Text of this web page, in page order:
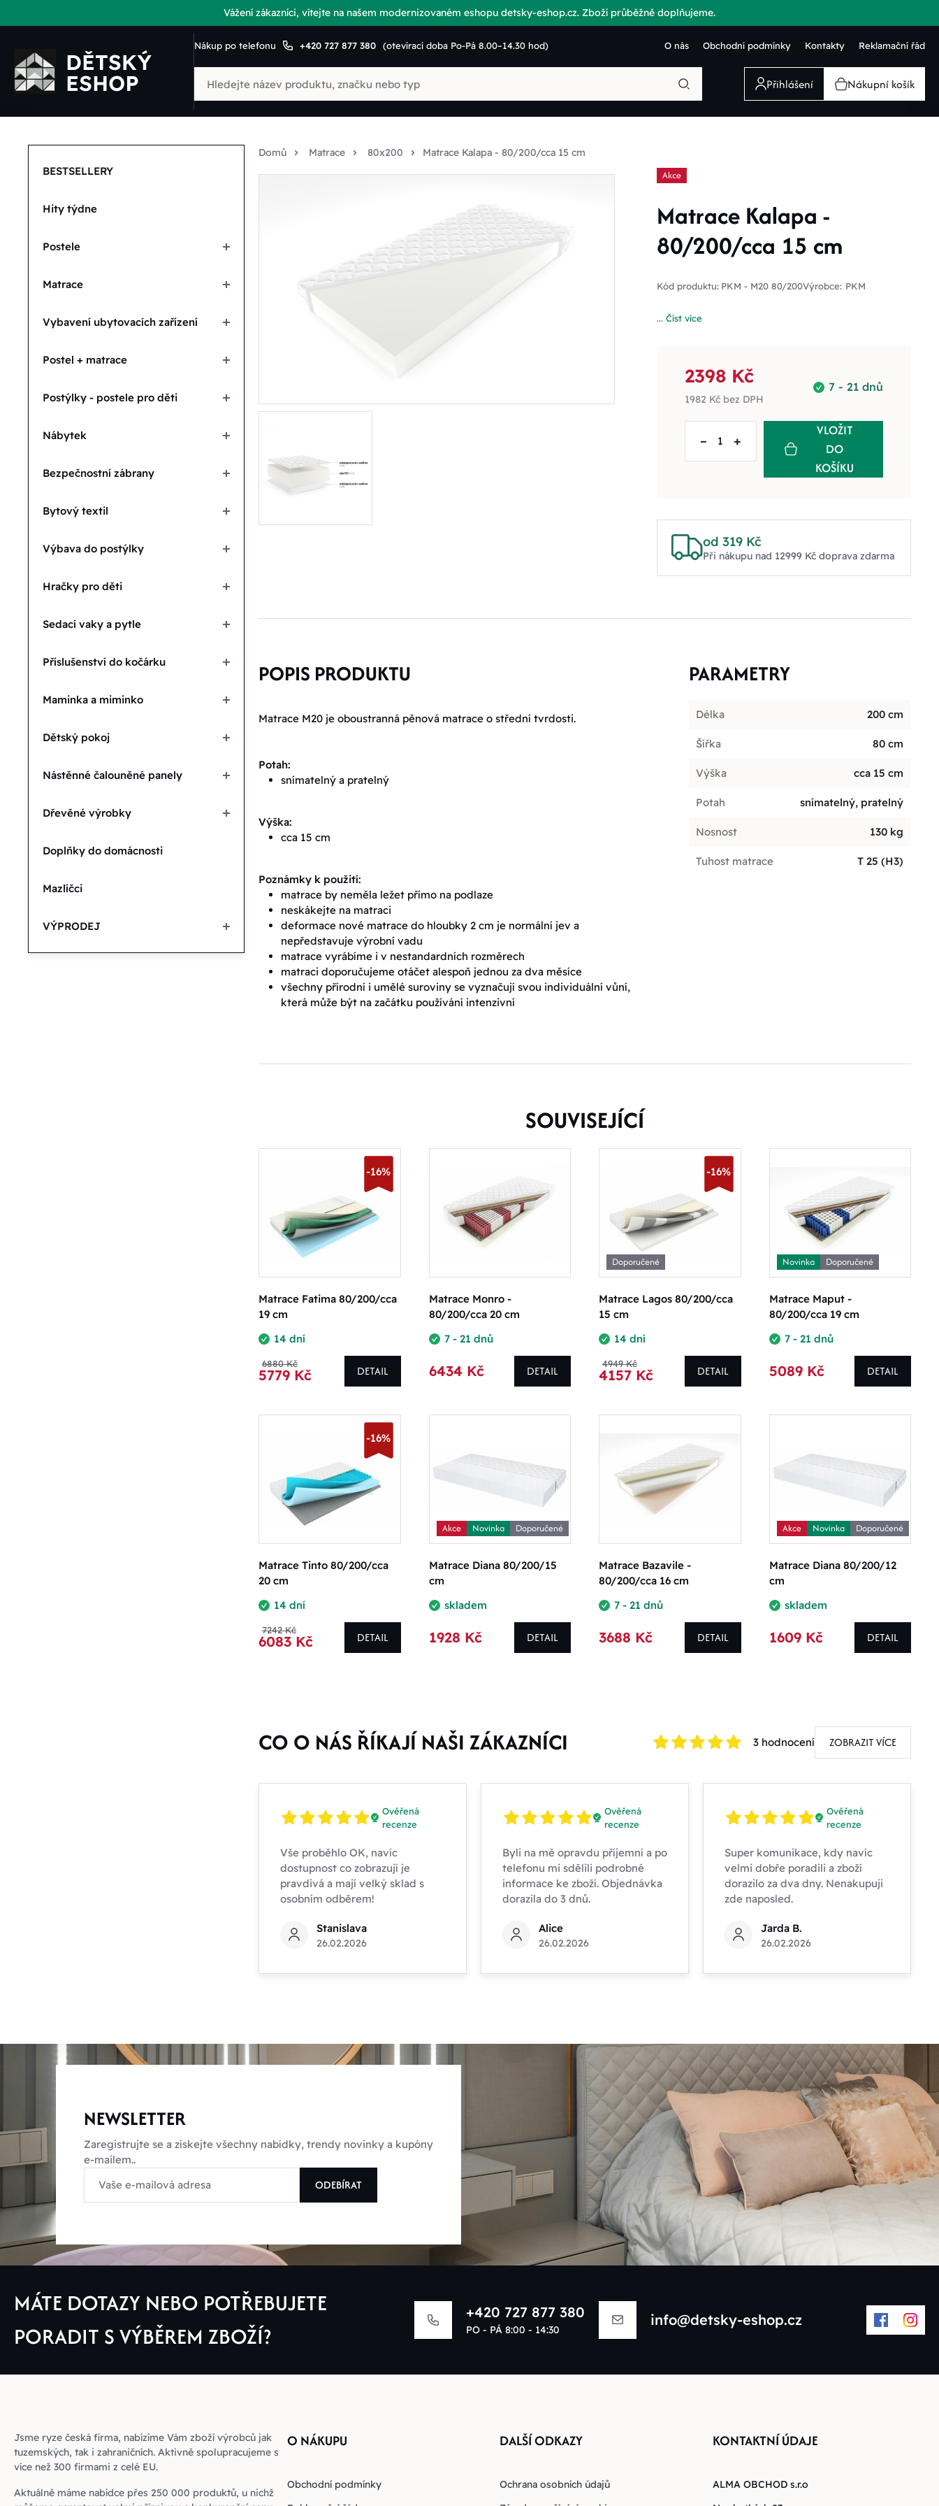
Vážení zákazníci, vítejte na našem modernizovaném eshopu detsky-eshop.cz. Zboží průběžně doplňujeme.
Nákup po telefonu +420 727 877 380 (otevírací doba Po-Pá 8.00–14.30 hod) O nás Obchodní podmínky Kontakty Reklamační řád
Přihlášení Nákupní košík
BESTSELLERY
Hity týdne
Postele
Matrace
Vybavení ubytovacích zařízení
Postel + matrace
Postýlky - postele pro děti
Nábytek
Bezpečnostní zábrany
Bytový textil
Výbava do postýlky
Hračky pro děti
Sedací vaky a pytle
Příslušenství do kočárku
Maminka a miminko
Dětský pokoj
Nástěnné čalouněné panely
Dřevěné výrobky
Doplňky do domácnosti
Mazlíčci
VÝPRODEJ
Domů Matrace 80x200 Matrace Kalapa - 80/200/cca 15 cm
Akce
Matrace Kalapa -
80/200/cca 15 cm
Kód produktu: PKM - M20 80/200Výrobce: PKM
... Číst více
7 - 21 dnů
2398 Kč
1982 Kčbez DPH
– +
VLOŽIT
DO
KOŠÍKU
od 319 Kč
Při nákupu nad 12999 Kč doprava zdarma
POPIS PRODUKTU
Matrace M20 je oboustranná pěnová matrace o střední tvrdosti.
Potah:
snímatelný a pratelný
Výška:
cca 15 cm
Poznámky k použití:
matrace by neměla ležet přímo na podlaze
neskákejte na matraci
deformace nové matrace do hloubky 2 cm je normální jev a
nepředstavuje výrobní vadu
matrace vyrábíme i v nestandardních rozměrech
matraci doporučujeme otáčet alespoň jednou za dva měsíce
všechny přírodní i umělé suroviny se vyznačují svou individuální vůní,
která může být na začátku používání intenzivní
PARAMETRY
Délka 200 cm
Šířka 80 cm
Výška cca 15 cm
Potah snímatelný, pratelný
Nosnost 130 kg
Tuhost matrace T 25 (H3)
SOUVISEJÍCÍ
-16%
Matrace Fatima 80/200/cca
19 cm
14 dní
6880 Kč
5779 Kč DETAIL
Matrace Monro -
80/200/cca 20 cm
7 - 21 dnů
6434 Kč DETAIL
Doporučené
-16%
Matrace Lagos 80/200/cca
15 cm
14 dní
4949 Kč
4157 Kč DETAIL
Novinka Doporučené
Matrace Maput -
80/200/cca 19 cm
7 - 21 dnů
5089 Kč DETAIL
-16%
Matrace Tinto 80/200/cca
20 cm
14 dní
7242 Kč
6083 Kč DETAIL
Akce Novinka Doporučené
Matrace Diana 80/200/15
cm
skladem
1928 Kč DETAIL
Matrace Bazavile -
80/200/cca 16 cm
7 - 21 dnů
3688 Kč DETAIL
Akce Novinka Doporučené
Matrace Diana 80/200/12
cm
skladem
1609 Kč DETAIL
CO O NÁS ŘÍKAJÍ NAŠI ZÁKAZNÍCI 3 hodnocení ZOBRAZIT VÍCE
Ověřená
recenze
Vše proběhlo OK, navíc
dostupnost co zobrazují je
pravdivá a mají velký sklad s
osobním odběrem!
Stanislava
26.02.2026
Ověřená
recenze
Byli na mě opravdu příjemní a po
telefonu mi sdělili podrobné
informace ke zboží. Objednávka
dorazila do 3 dnů.
Alice
26.02.2026
Ověřená
recenze
Super komunikace, kdy navíc
velmi dobře poradili a zboží
dorazilo za dva dny. Nenakupuji
zde naposled.
Jarda B.
26.02.2026
NEWSLETTER
Zaregistrujte se a získejte všechny nabídky, trendy novinky a kupóny
e-mailem..
ODEBÍRAT
MÁTE DOTAZY NEBO POTŘEBUJETE
PORADIT S VÝBĚREM ZBOŽÍ?
+420 727 877 380
PO - PÁ 8:00 - 14:30
info@detsky-eshop.cz
Jsme ryze česká firma, nabízíme Vám zboží výrobců jak
tuzemských, tak i zahraničních. Aktivně spolupracujeme s
více než 300 firmami z celé EU.
Aktuálně máme nabídce přes 250 000 produktů, u nichž
O NÁKUPU
Obchodní podmínky
DALŠÍ ODKAZY
Ochrana osobních údajů
KONTAKTNÍ ÚDAJE
ALMA OBCHOD s.r.o